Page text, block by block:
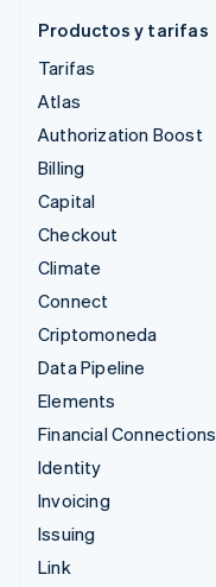
Productos y tarifas
Tarifas
Atlas
Authorization Boost
Billing
Capital
Checkout
Climate
Connect
Criptomoneda
Data Pipeline
Elements
Financial Connections
Identity
Invoicing
Issuing
Link